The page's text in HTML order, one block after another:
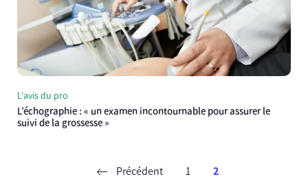
L'avis du pro
L’échographie : « un examen incontournable pour assurer le
suivi de la grossesse »
Précédent 1 2